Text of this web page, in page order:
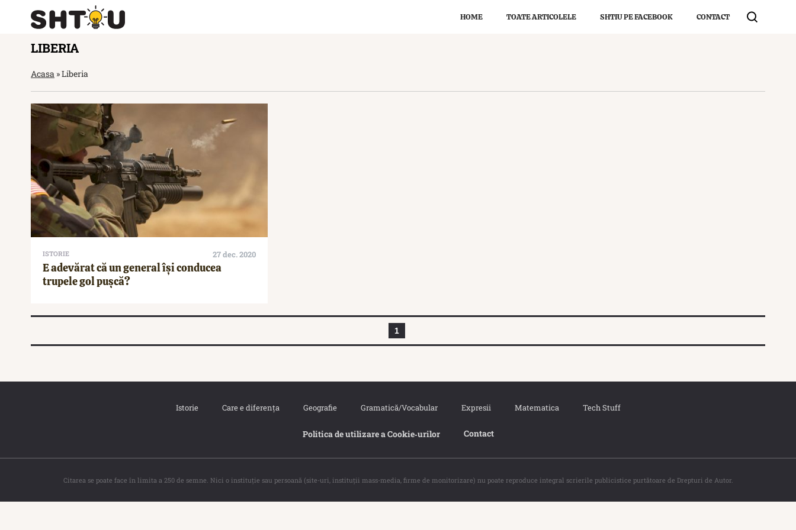
HOME TOATE ARTICOLELE SHTIU PE FACEBOOK CONTACT
LIBERIA
Acasa »Liberia
ISTORIE 27 dec. 2020
E adevărat că un general își conducea
trupele gol pușcă?
1
Istorie Care e diferența Geografie Gramatică/Vocabular Expresii Matematica Tech Stuff
Politica de utilizare a Cookie‐urilor Contact
Citarea se poate face în limita a 250 de semne. Nici o instituţie sau persoană (site-uri, instituţii mass-media, firme de monitorizare) nu poate reproduce integral scrierile publicistice purtătoare de Drepturi de Autor.